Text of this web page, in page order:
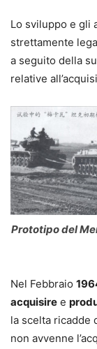
Lo sviluppo e gli
strettamente
a seguito della
relative
Prototipo del
Nel Febbraio
acquisire e
la scelta ricadde
non avvenne